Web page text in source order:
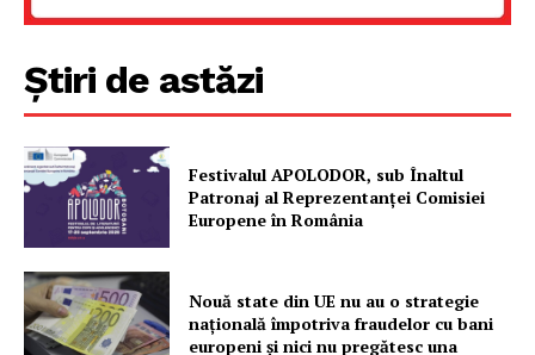
FREEDOM HOUSE ROMÂNIA
Știri de astăzi
Festivalul APOLODOR, sub Înaltul
Patronaj al Reprezentanței Comisiei
Europene în România
Nouă state din UE nu au o strategie
națională împotriva fraudelor cu bani
europeni și nici nu pregătesc una